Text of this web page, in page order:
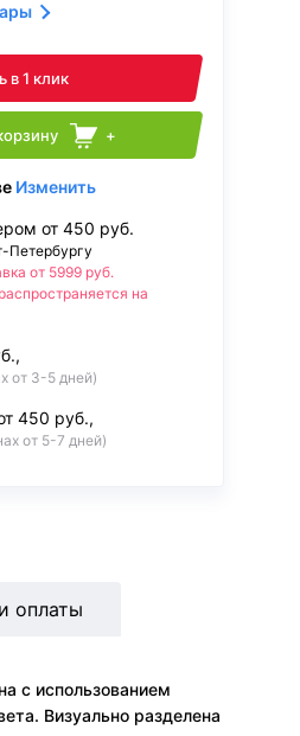
в 1 клик
+
Изменить
от 450 руб.
Петербургу
от 5999 руб.
на
от 3-5 дней)
450 руб.,
от 5-7 дней)
с использованием
Визуально разделена
оплаты